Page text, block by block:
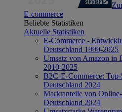
E-commerce
Beliebte Statistiken
Aktuelle Statistiken
E-Commerce -
Deutschland 1999-2025
Umsatz von Amazon in
2010-2025
B2C-E-Commerce:
Deutschland 2024
Marktanteile von
Deutschland 2024